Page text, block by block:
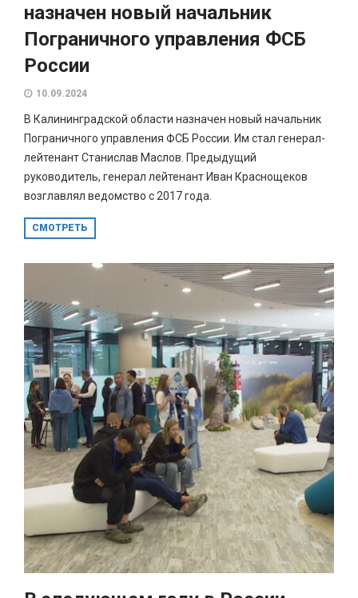
назначен новый начальник
Пограничного управления ФСБ
России
10.09.2024
В Калининградской области назначен новый начальник
Пограничного управления ФСБ России. Им стал генерал-
лейтенант Станислав Маслов. Предыдущий
руководитель, генерал лейтенант Иван Краснощеков
возглавлял ведомство с 2017 года.
СМОТРЕТЬ